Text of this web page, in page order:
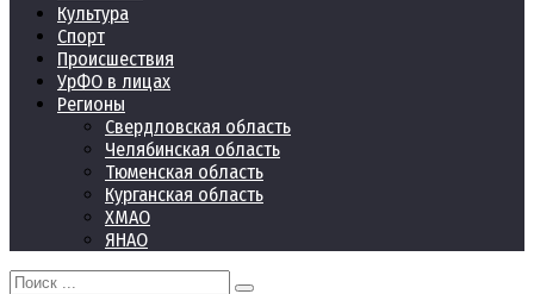
Культура
Спорт
Происшествия
УрФО в лицах
Регионы
Свердловская область
Челябинская область
Тюменская область
Курганская область
ХМАО
ЯНАО
Search